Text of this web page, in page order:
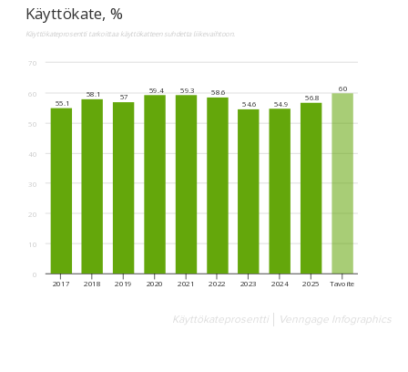
Käyttökateprosentti Venngage Infographics